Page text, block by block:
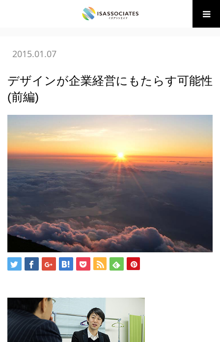
07 ブランディング
デザインが企業経営にも
2015.01.07
デザインが企業経営にもたらす可能性
(前編)